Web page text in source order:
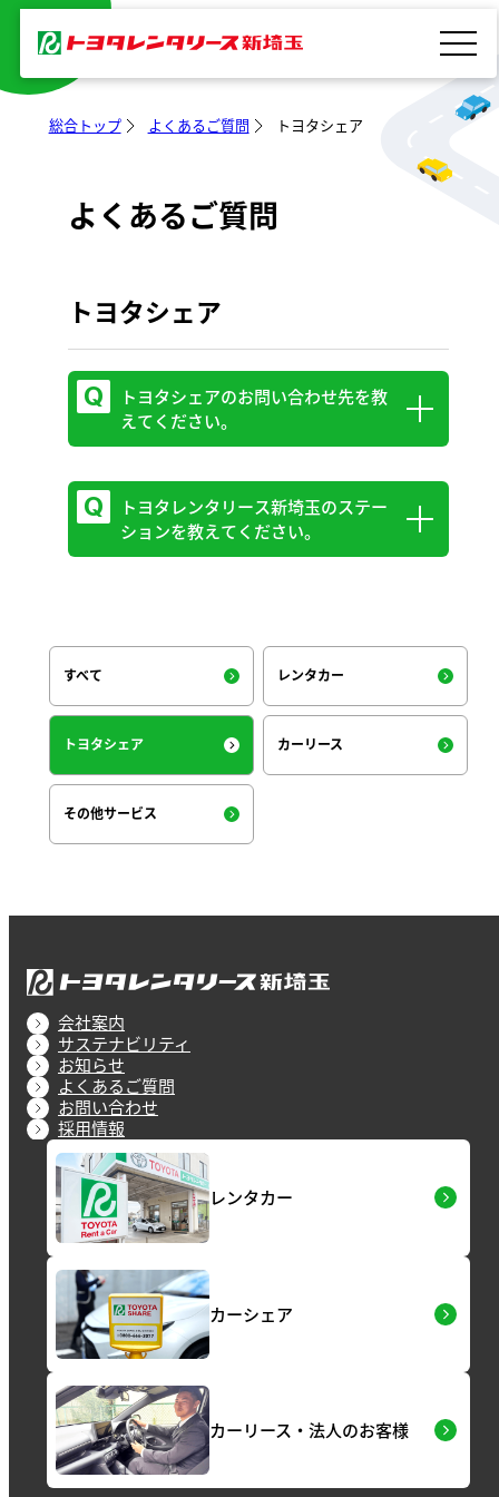
を
総合トップ よくあるご質問 トヨタシェア
よくあるご質問
トヨタシェア
トヨタシェアのお問い合わせ先を教
えてください。
TOYOTA SHAREお問い合わせ窓口
0800-666-2077
トヨタレンタリース新埼玉のステー
ションを教えてください。
rlss.co.jp/toyotashare#staion-title
すべて レンタカー
トヨタシェア カーリース
その他サービス
会社案内
サステナビリティ
お知らせ
よくあるご質問
お問い合わせ
採用情報
レンタカー
カーシェア
カーリース・法人のお客様